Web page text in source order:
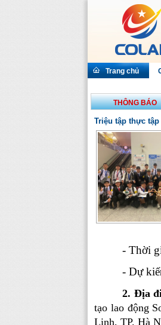
Trang chủ
THÔNG BÁO
Triệu tập thực tập
- Thời
- Dự
2. Địa
tạo lao động
Linh, TP. Hà